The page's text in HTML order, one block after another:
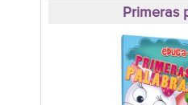
Primeras